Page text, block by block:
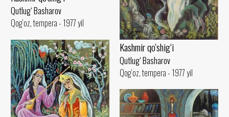
Qutlug‘ Basharov
Qog‘oz, tempera - 1977 yil
Kashmir qo'shig‘i
Qutlug‘ Basharov
Qog‘oz, tempera - 1977 yil